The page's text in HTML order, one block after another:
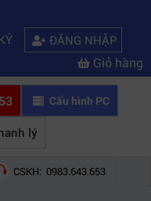
ĐĂNG NHẬP
Giỏ hàng
Cấu hình PC
lý
CSKH: 0983.643.653